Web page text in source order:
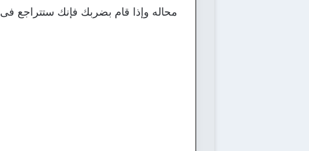
محاله وإذا قام بضربك فإنك ستتراجع